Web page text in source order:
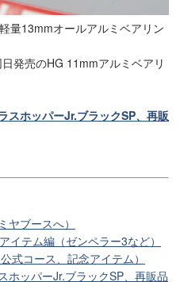
量13mmオールアルミベアリン
発売のHG 11mmアルミベアリ
スホッパーJr.ブラックSP、再販
ヤブースへ）
イテム編（ゼンペラー3など）
式コース、記念アイテム）
ホッパーJr.ブラックSP、再販品